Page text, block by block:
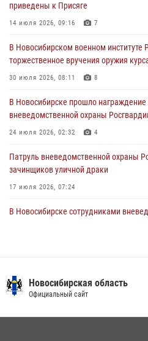
В Новосибирске сотрудниками
Росгвардии задержан гражданин,
В Новосибирске военнослужащие
Росгвардии провели занятия по
В Новосибирске военнослужащие
– жертв войны в Донбассе
приведены к Присяге
14 июля 2026, 09:16 7
В Новосибирском военном институте
торжественное вручения оружия
30 июля 2026, 08:11 8
В Новосибирске прошло
вневедомственной охраны
24 июля 2026, 02:32 4
Патруль вневедомственной охраны
зачинщиков уличной драки
17 июля 2026, 07:24
В Новосибирске сотрудниками
гражданина, который приобрел
«закладку»
Новосибирская область
Официальный сайт